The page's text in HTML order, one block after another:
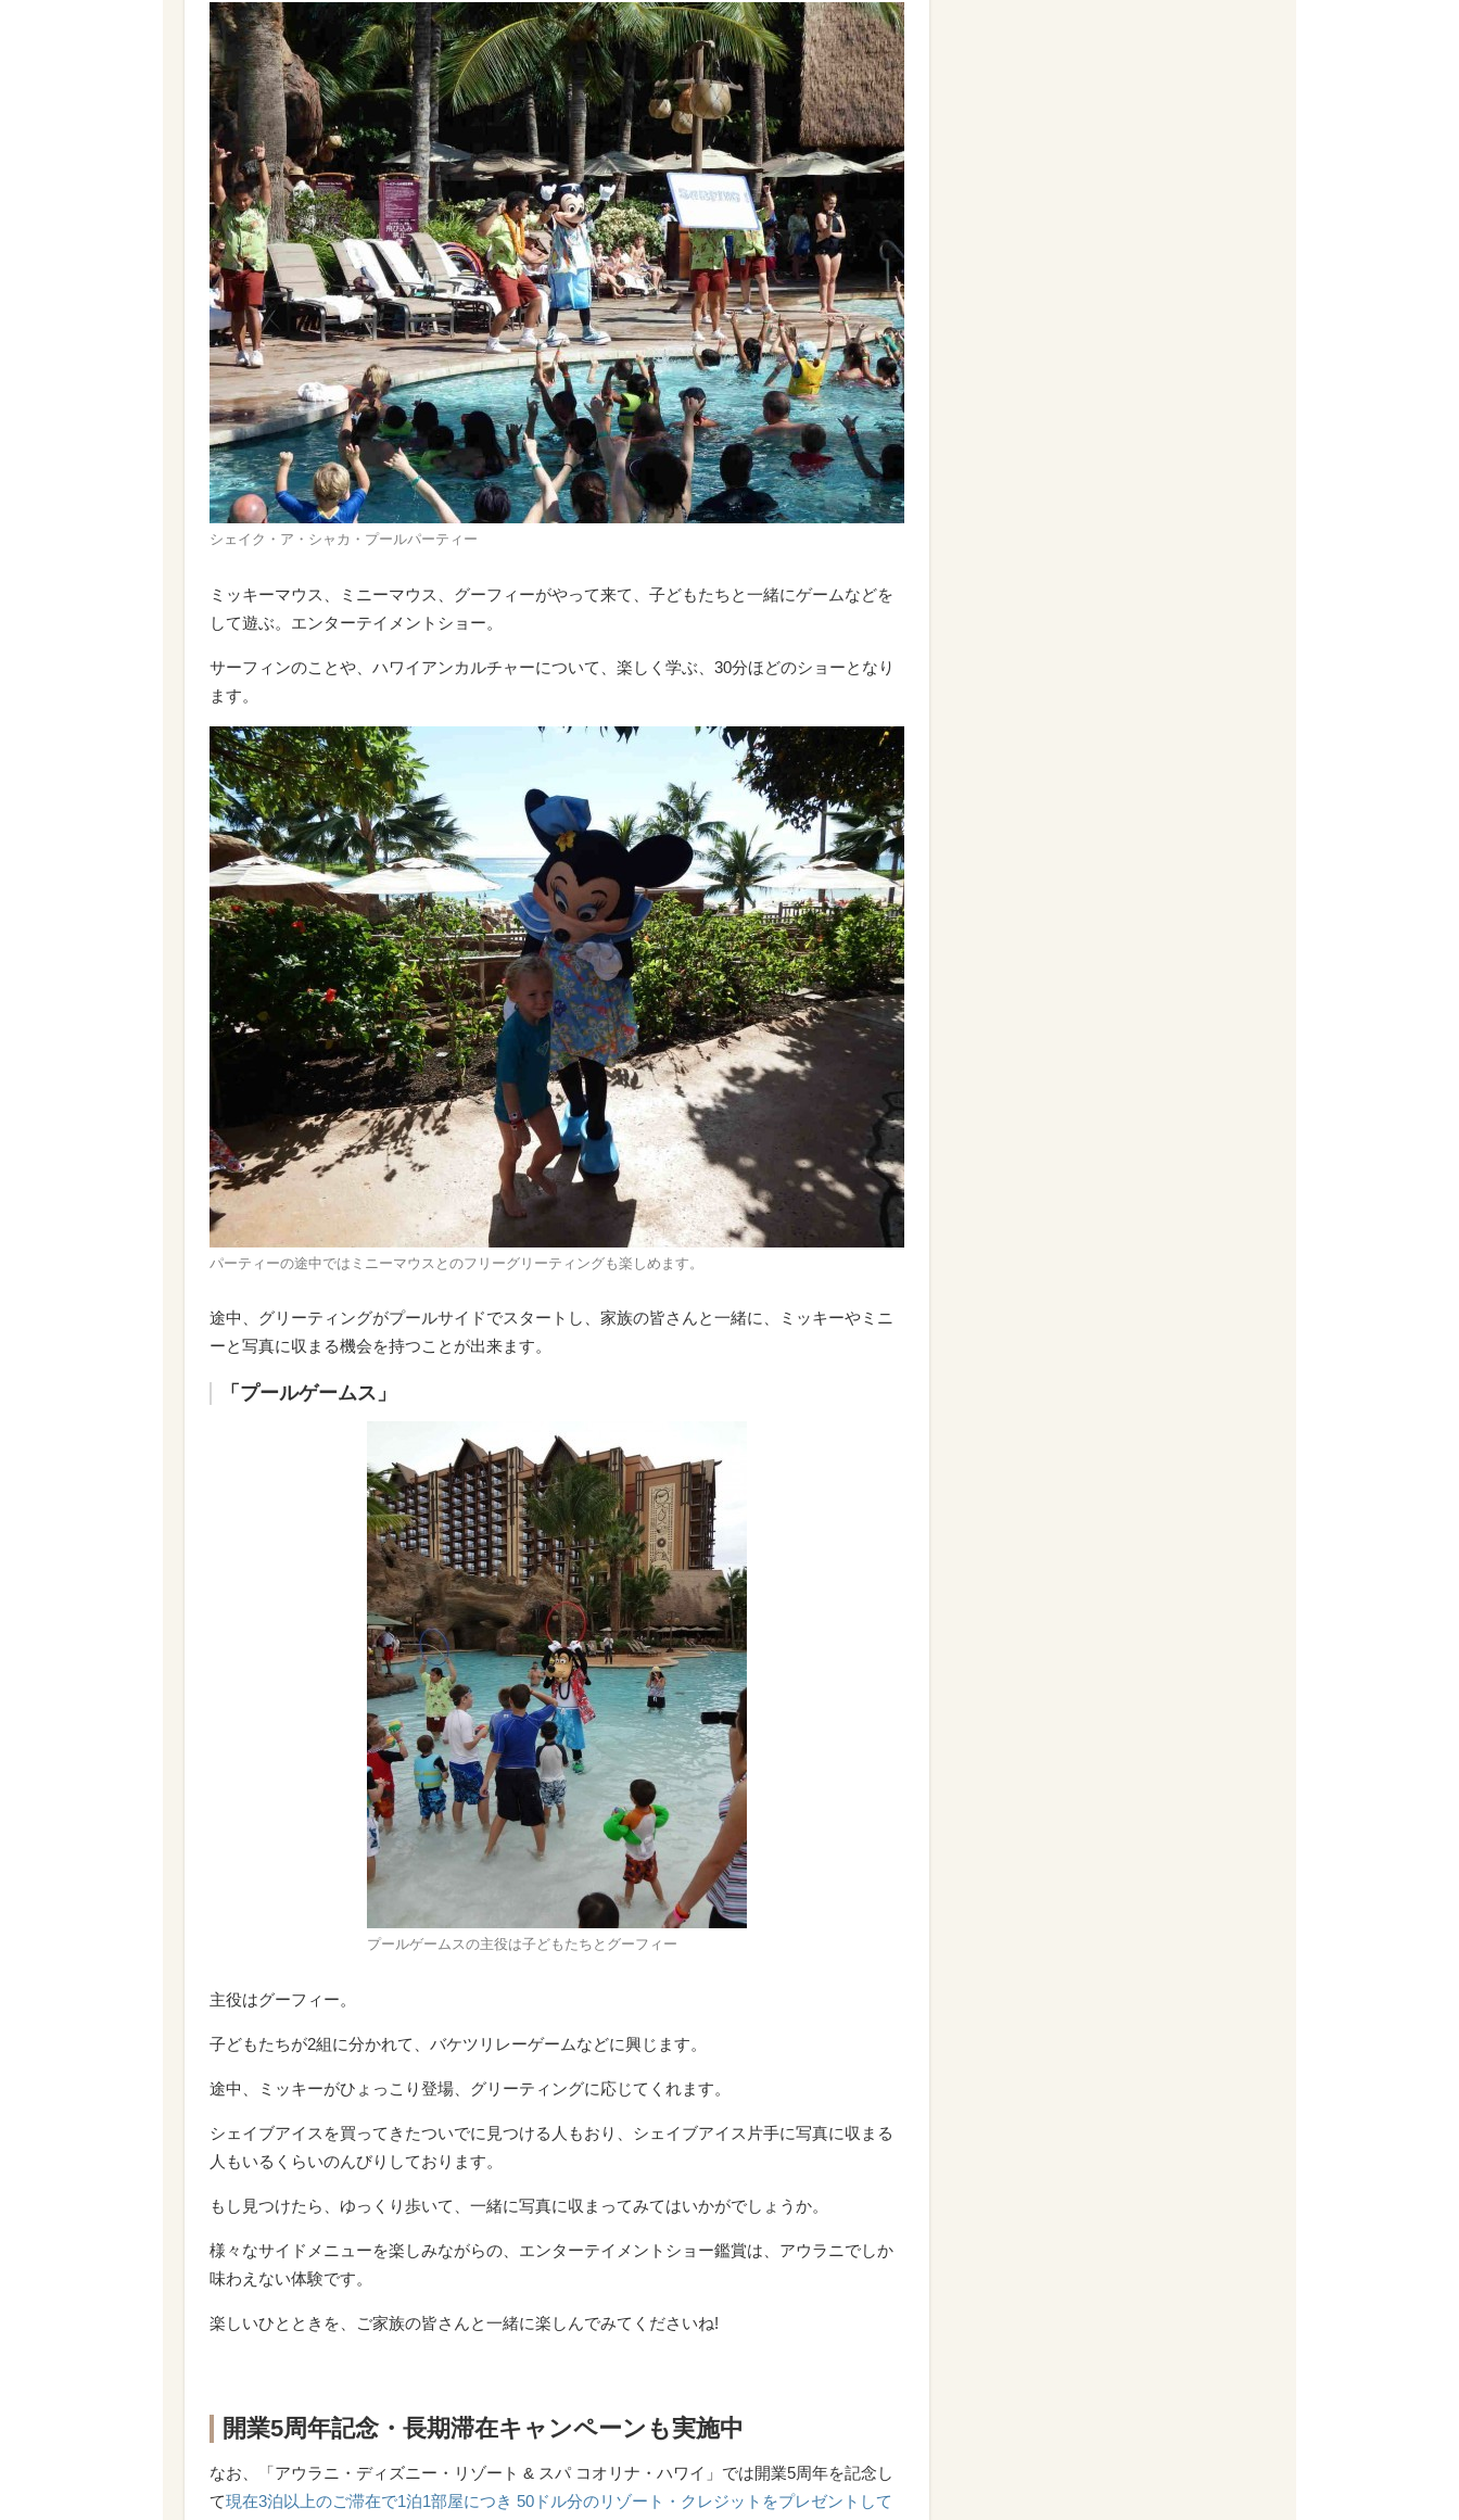
シェイク・ア・シャカ・プールパーティー
ミッキーマウス、ミニーマウス、グーフィーがやって来て、子どもたちと一緒にゲームなどを
して遊ぶ。エンターテイメントショー。
サーフィンのことや、ハワイアンカルチャーについて、楽しく学ぶ、30分ほどのショーとなり
ます。
パーティーの途中ではミニーマウスとのフリーグリーティングも楽しめます。
途中、グリーティングがプールサイドでスタートし、家族の皆さんと一緒に、ミッキーやミニ
ーと写真に収まる機会を持つことが出来ます。
「プールゲームス」
プールゲームスの主役は子どもたちとグーフィー
主役はグーフィー。
子どもたちが2組に分かれて、バケツリレーゲームなどに興じます。
途中、ミッキーがひょっこり登場、グリーティングに応じてくれます。
シェイブアイスを買ってきたついでに見つける人もおり、シェイブアイス片手に写真に収まる
人もいるくらいのんびりしております。
もし見つけたら、ゆっくり歩いて、一緒に写真に収まってみてはいかがでしょうか。
様々なサイドメニューを楽しみながらの、エンターテイメントショー鑑賞は、アウラニでしか
味わえない体験です。
楽しいひとときを、ご家族の皆さんと一緒に楽しんでみてくださいね!
開業5周年記念・長期滞在キャンペーンも実施中
なお、「アウラニ・ディズニー・リゾート & スパ コオリナ・ハワイ」では開業5周年を記念し
て現在3泊以上のご滞在で1泊1部屋につき 50ドル分のリゾート・クレジットをプレゼントして